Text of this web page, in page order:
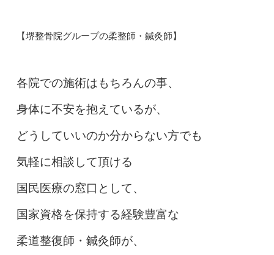
【堺整骨院グループの柔整師・鍼灸師】
各院での施術はもちろんの事、
身体に不安を抱えているが、
どうしていいのか分からない方でも
気軽に相談して頂ける
国民医療の窓口として、
国家資格を保持する経験豊富な
柔道整復師・鍼灸師が、